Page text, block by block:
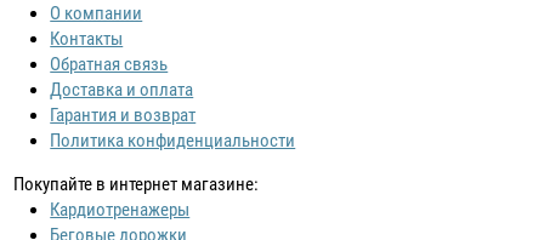
О компании
Контакты
Обратная связь
Доставка и оплата
Гарантия и возврат
Политика конфиденциальности
Покупайте в интернет магазине:
Кардиотренажеры
Беговые дорожки